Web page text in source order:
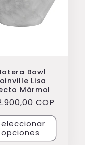
Bowl
Lisa
Mármol
COP
opciones